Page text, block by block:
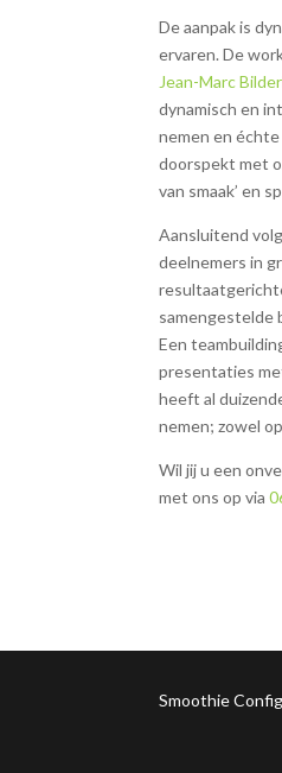
De aanpak is
ervaren. De
Jean-Marc
dynamisch en
nemen en
doorspekt met
van smaak’ en
Aansluitend
deelnemers in
samengestelde
Een
presentaties
heeft al
nemen; zowel
Wil jij u een
met ons op via
Smoothie